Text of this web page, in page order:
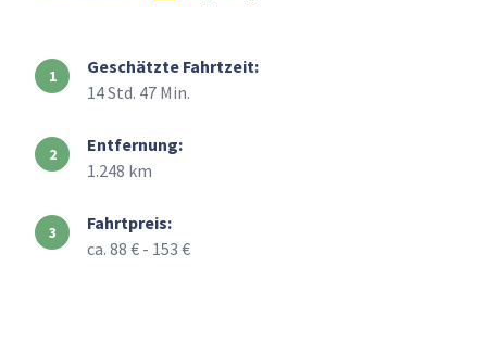
Geschätzte Fahrtzeit:
14 Std. 47 Min.
Entfernung:
1.248 km
Fahrtpreis:
ca. 88 € - 153 €